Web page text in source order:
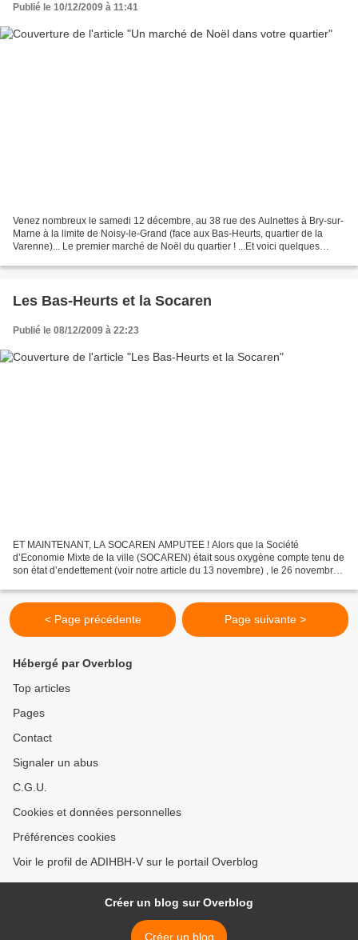
Publié le 10/12/2009 à 11:41
Venez nombreux le samedi 12 décembre, au 38 rue des Aulnettes à Bry-sur-
Marne à la limite de Noisy-le-Grand (face aux Bas-Heurts, quartier de la
Varenne)... Le premier marché de Noël du quartier ! ...Et voici quelques
Les Bas-Heurts et la Socaren
Publié le 08/12/2009 à 22:23
ET MAINTENANT, LA SOCAREN AMPUTEE ! Alors que la Société
d’Economie Mixte de la ville (SOCAREN) était sous oxygène compte tenu de
son état d’endettement (voir notre article du 13 novembre) , le 26 novembre
< Page précédente Page suivante >
Hébergé par Overblog
Top articles
Pages
Contact
Signaler un abus
C.G.U.
Cookies et données personnelles
Préférences cookies
Voir le profil de ADIHBH-V sur le portail Overblog
Créer un blog sur Overblog
Créer un blog